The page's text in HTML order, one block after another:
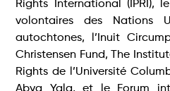
Rights International (IPRI),
volontaires des Nations
autochtones, l’Inuit
Christensen Fund, The
Rights de l’Université
Abya Yala, et le Forum